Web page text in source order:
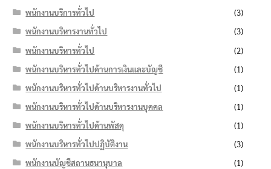
พนักงานบริการทั่วไป
(3)
พนักงานบริหารงานทั่วไป
(3)
พนักงานบริหารทั่วไป
(2)
พนักงานบริหารทั่วไปด้านการเงินและบัญชี
(1)
พนักงานบริหารทั่วไปด้านบริหารงานทั่วไป
(1)
พนักงานบริหารทั่วไปด้านบริหารงานบุคคล
(1)
พนักงานบริหารทั่วไปด้านพัสดุ
(1)
พนักงานบริหารทั่วไปปฏิบัติงาน
(3)
พนักงานบัญชีสถานธนานุบาล
(1)